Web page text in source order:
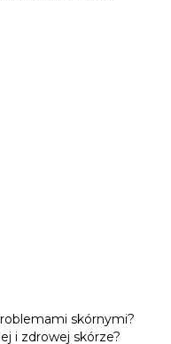
skórnymi?
i zdrowej skórze?